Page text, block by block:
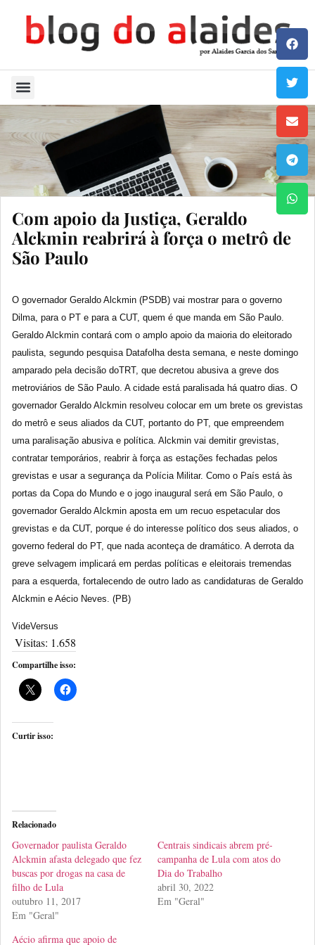
Com apoio da Justiça, Geraldo
Alckmin reabrirá à força o metrô de
São Paulo
O governador Geraldo Alckmin (PSDB) vai mostrar para o governo
Dilma, para o PT e para a CUT, quem é que manda em São Paulo.
Geraldo Alckmin contará com o amplo apoio da maioria do eleitorado
paulista, segundo pesquisa Datafolha desta semana, e neste domingo
amparado pela decisão doTRT, que decretou abusiva a greve dos
metroviários de São Paulo. A cidade está paralisada há quatro dias. O
governador Geraldo Alckmin resolveu colocar em um brete os grevistas
do metrô e seus aliados da CUT, portanto do PT, que empreendem
uma paralisação abusiva e política. Alckmin vai demitir grevistas,
contratar temporários, reabrir à força as estações fechadas pelos
grevistas e usar a segurança da Polícia Militar. Como o País está às
portas da Copa do Mundo e o jogo inaugural será em São Paulo, o
governador Geraldo Alckmin aposta em um recuo espetacular dos
grevistas e da CUT, porque é do interesse político dos seus aliados, o
governo federal do PT, que nada aconteça de dramático. A derrota da
greve selvagem implicará em perdas políticas e eleitorais tremendas
para a esquerda, fortalecendo de outro lado as candidaturas de Geraldo
Alckmin e Aécio Neves. (PB)
VideVersus
Visitas: 1.658
Compartilhe isso:
Curtir isso:
Relacionado
Governador paulista Geraldo
Alckmin afasta delegado que fez
buscas por drogas na casa de
filho de Lula
outubro 11, 2017
Em "Geral"
Centrais sindicais abrem pré-
campanha de Lula com atos do
Dia do Trabalho
abril 30, 2022
Em "Geral"
Aécio afirma que apoio de